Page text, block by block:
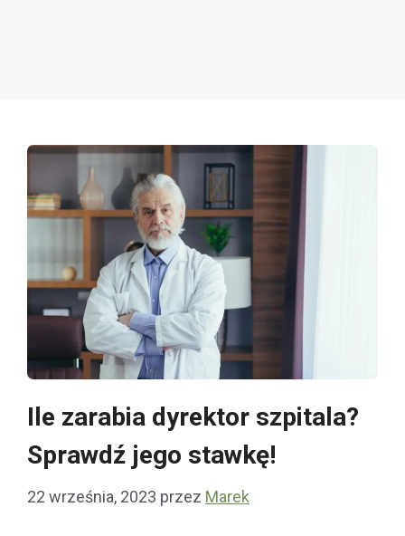
Ile zarabia dyrektor szpitala?
Sprawdź jego stawkę!
22 września, 2023 przez Marek